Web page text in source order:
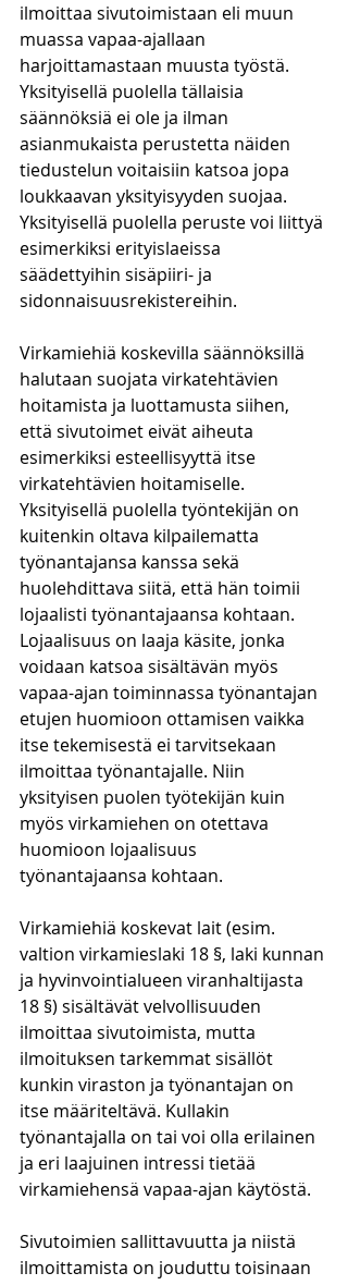
ilmoittaa sivutoimistaan eli muun
muassa vapaa-ajallaan
harjoittamastaan muusta työstä.
Yksityisellä puolella tällaisia
säännöksiä ei ole ja ilman
asianmukaista perustetta näiden
tiedustelun voitaisiin katsoa jopa
loukkaavan yksityisyyden suojaa.
Yksityisellä puolella peruste voi liittyä
esimerkiksi erityislaeissa
säädettyihin sisäpiiri- ja
sidonnaisuusrekistereihin.
Virkamiehiä koskevilla säännöksillä
halutaan suojata virkatehtävien
hoitamista ja luottamusta siihen,
että sivutoimet eivät aiheuta
esimerkiksi esteellisyyttä itse
virkatehtävien hoitamiselle.
Yksityisellä puolella työntekijän on
kuitenkin oltava kilpailematta
työnantajansa kanssa sekä
huolehdittava siitä, että hän toimii
lojaalisti työnantajaansa kohtaan.
Lojaalisuus on laaja käsite, jonka
voidaan katsoa sisältävän myös
vapaa-ajan toiminnassa työnantajan
etujen huomioon ottamisen vaikka
itse tekemisestä ei tarvitsekaan
ilmoittaa työnantajalle. Niin
yksityisen puolen työtekijän kuin
myös virkamiehen on otettava
huomioon lojaalisuus
työnantajaansa kohtaan.
Virkamiehiä koskevat lait (esim.
valtion virkamieslaki 18 §, laki kunnan
ja hyvinvointialueen viranhaltijasta
18 §) sisältävät velvollisuuden
ilmoittaa sivutoimista, mutta
ilmoituksen tarkemmat sisällöt
kunkin viraston ja työnantajan on
itse määriteltävä. Kullakin
työnantajalla on tai voi olla erilainen
ja eri laajuinen intressi tietää
virkamiehensä vapaa-ajan käytöstä.
Sivutoimien sallittavuutta ja niistä
ilmoittamista on jouduttu toisinaan